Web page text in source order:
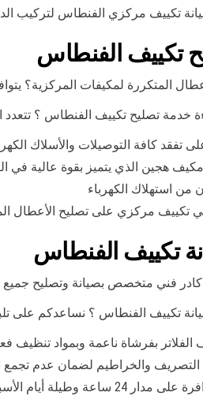
تكييف مركزي الفنطاس لتركيب
تكييف الفنطاس
المتكررة لمكيفات المركزية؟
خدمة تصليح تكييف الفنطاس ؟
تفقد كافة التوصيلات والأسلاك
مكيف هجين الذي يتميز بقوة عالية
من استهلاك الكهرباء
تكييف مركزي على تصليح الأعطال
تكييف الفنطاس
كادر فني متخصص بصيانة وتصليح
تكييف الفنطاس ؟ نساعدكم على
الفلاتر بفرشاة ناعمة وبمواد تنظيف
والخراطيم لضمان عدم تجمع
خدماتنا متوافرة على